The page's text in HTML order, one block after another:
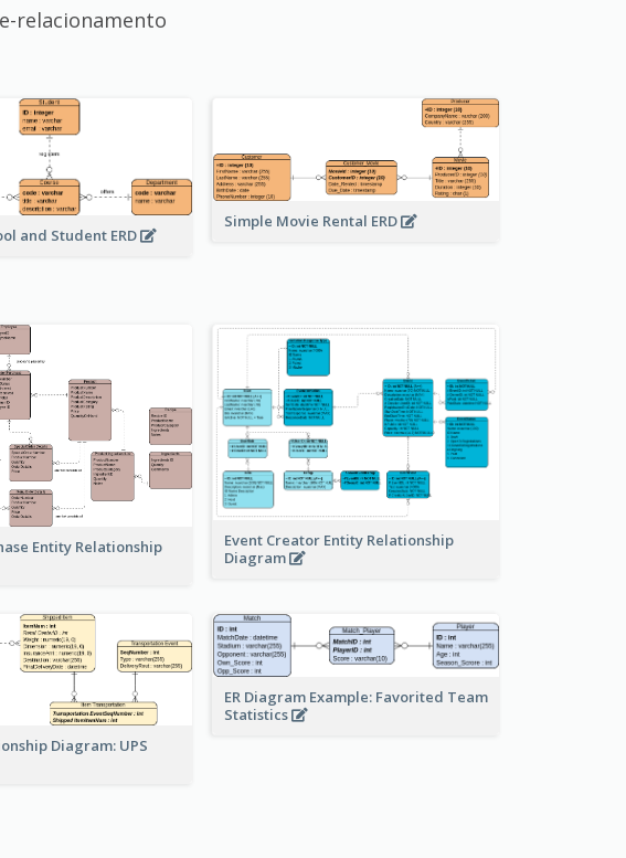
relacionamento
and Student ERD
Simple Movie Rental ERD
Entity Relationship
Event Creator Entity Relationship
Diagram
Diagram: UPS
ER Diagram Example: Favorited Team
Statistics